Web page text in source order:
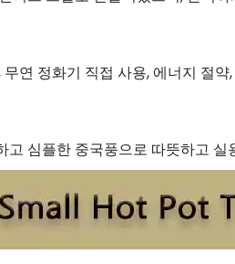
연 정화기 직접 사용, 에너지 절약
고 심플한 중국풍으로 따뜻하고